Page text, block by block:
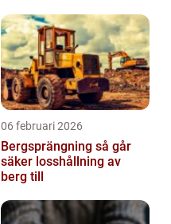
06 februari 2026
Bergsprängning så går
säker losshållning av
berg till